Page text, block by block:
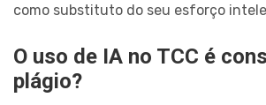
como substituto do seu esforço
O uso de IA no TCC é
plágio?